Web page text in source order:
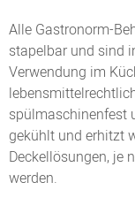
Alle Gastronorm-
stapelbar und sind
Verwendung im
spülmaschinenfest
gekühlt und erhitzt
Deckellösungen, je
werden.